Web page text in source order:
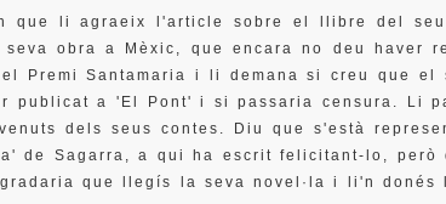
que li agraeix l'article sobre el llibre del
obra a Mèxic, que encara no deu haver
Premi Santamaria i li demana si creu que el
publicat a 'El Pont' i si passaria censura. Li
dels seus contes. Diu que s'està
de Sagarra, a qui ha escrit felicitant-lo, però
que llegís la seva novel·la i li'n donés